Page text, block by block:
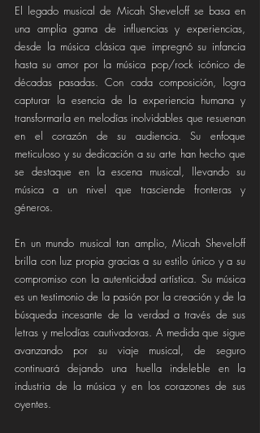
El legado musical de Micah Sheveloff se basa en
una amplia gama de influencias y experiencias,
desde la música clásica que impregnó su infancia
hasta su amor por la música pop/rock icónico de
décadas pasadas. Con cada composición, logra
capturar la esencia de la experiencia humana y
transformarla en melodías inolvidables que resuenan
en el corazón de su audiencia. Su enfoque
meticuloso y su dedicación a su arte han hecho que
se destaque en la escena musical, llevando su
música a un nivel que trasciende fronteras y
géneros.
En un mundo musical tan amplio, Micah Sheveloff
brilla con luz propia gracias a su estilo único y a su
compromiso con la autenticidad artística. Su música
es un testimonio de la pasión por la creación y de la
búsqueda incesante de la verdad a través de sus
letras y melodías cautivadoras. A medida que sigue
avanzando por su viaje musical, de seguro
continuará dejando una huella indeleble en la
industria de la música y en los corazones de sus
oyentes.